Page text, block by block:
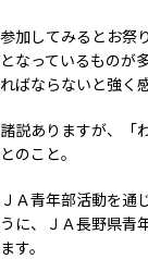
参加してみるとお祭
となっているものが
ればならないと強く
諸説ありますが、「
とのこと。
ＪＡ青年部活動を通
うに、ＪＡ長野県青
ます。